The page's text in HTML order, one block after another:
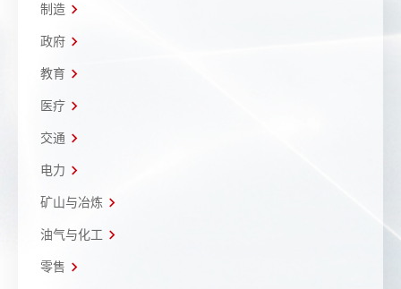
制造
政府
教育
医疗
交通
电力
矿山与冶炼
油气与化工
零售